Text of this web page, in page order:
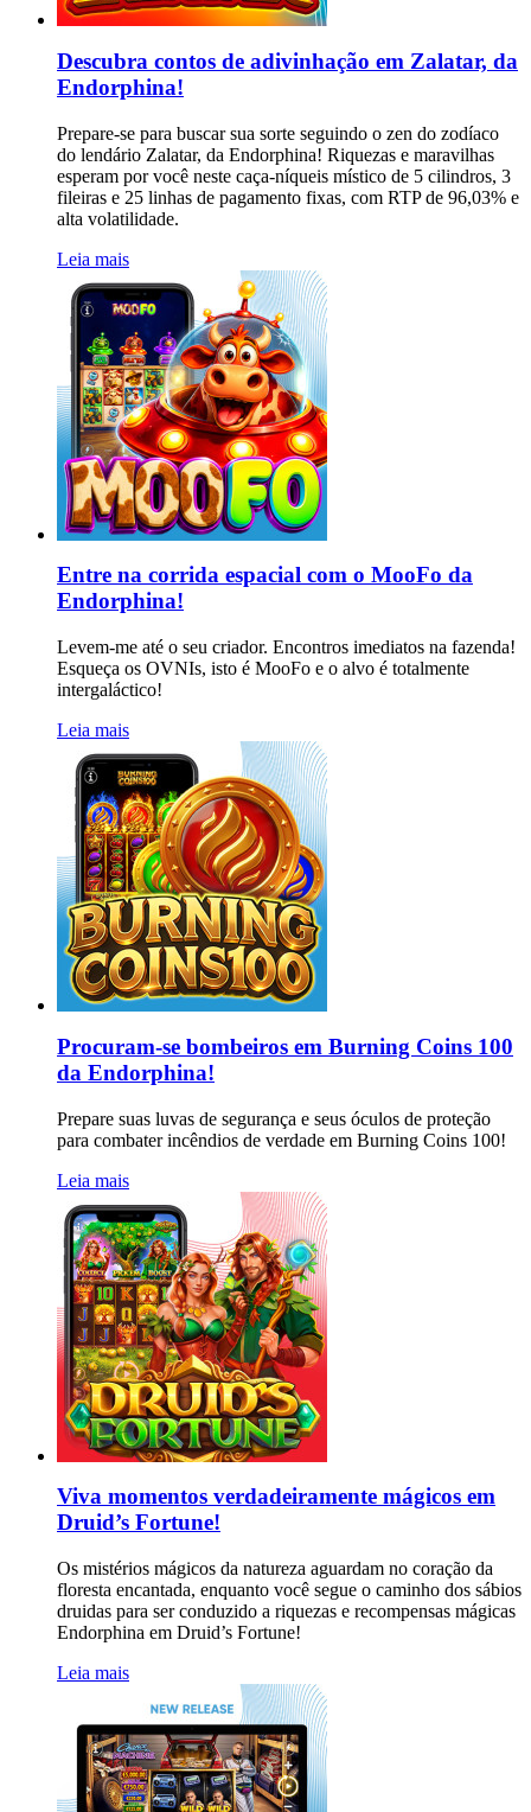
Descubra contos de adivinhação em Zalatar, da
Endorphina!
Prepare-se para buscar sua sorte seguindo o zen do zodíaco
do lendário Zalatar, da Endorphina! Riquezas e maravilhas
esperam por você neste caça-níqueis místico de 5 cilindros, 3
fileiras e 25 linhas de pagamento fixas, com RTP de 96,03% e
alta volatilidade.
Leia mais
Entre na corrida espacial com o MooFo da
Endorphina!
Levem-me até o seu criador. Encontros imediatos na fazenda!
Esqueça os OVNIs, isto é MooFo e o alvo é totalmente
intergaláctico!
Leia mais
Procuram-se bombeiros em Burning Coins 100
da Endorphina!
Prepare suas luvas de segurança e seus óculos de proteção
para combater incêndios de verdade em Burning Coins 100!
Leia mais
Viva momentos verdadeiramente mágicos em
Druid’s Fortune!
Os mistérios mágicos da natureza aguardam no coração da
floresta encantada, enquanto você segue o caminho dos sábios
druidas para ser conduzido a riquezas e recompensas mágicas
Endorphina em Druid’s Fortune!
Leia mais